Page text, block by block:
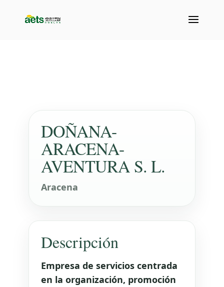
DOÑANA-
ARACENA-
AVENTURA S. L.
Aracena
Descripción
Empresa de servicios centrada
en la organización, promoción